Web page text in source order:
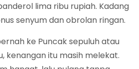
lima ribu rupiah. Kadang
senyum dan obrolan ringan.
ke Puncak sepuluh atau
kenangan itu masih melekat.